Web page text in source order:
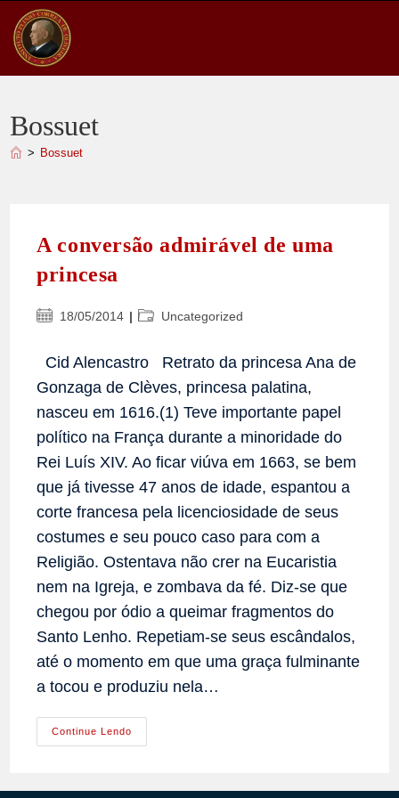
para
conteúdo
Bossuet
> Bossuet
A conversão admirável de uma
princesa
Post18/05/2014
Categoria
Uncategorized
Cid Alencastro Retrato da princesa Ana de
Gonzaga de Clèves, princesa palatina,
nasceu em 1616.(1) Teve importante papel
político na França durante a minoridade do
Rei Luís XIV. Ao ficar viúva em 1663, se bem
que já tivesse 47 anos de idade, espantou a
corte francesa pela licenciosidade de seus
costumes e seu pouco caso para com a
Religião. Ostentava não crer na Eucaristia
nem na Igreja, e zombava da fé. Diz-se que
chegou por ódio a queimar fragmentos do
Santo Lenho. Repetiam-se seus escândalos,
até o momento em que uma graça fulminante
a tocou e produziu nela…
Continue Lendo
Conversão
Princesa